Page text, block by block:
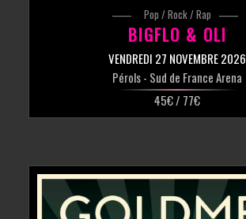
Pop / Rock / Rap
BIGFLO & OLI
VENDREDI 27 NOVEMBRE 2026
Pérols- Sud de France Arena
45€ / 77€